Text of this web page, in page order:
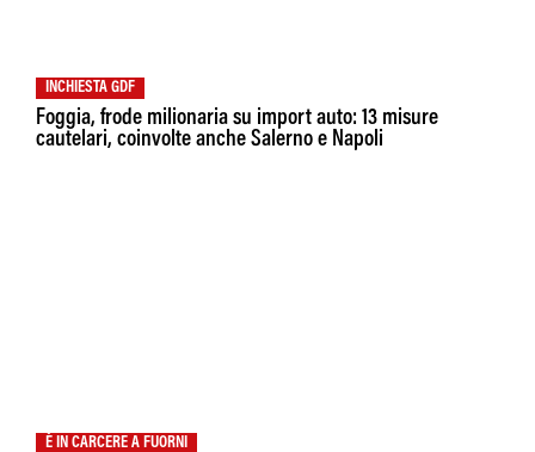
INCHIESTA GDF
Foggia, frode milionaria su import auto: 13 misure
cautelari, coinvolte anche Salerno e Napoli
È IN CARCERE A FUORNI